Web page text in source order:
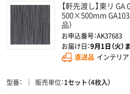
【軒先渡し】東リ
500×500mm
品）
お申込番号：AK37683
お届け日：9月1日（火）
直送品 インテリ
型番 販売単位 1セット（4枚入）